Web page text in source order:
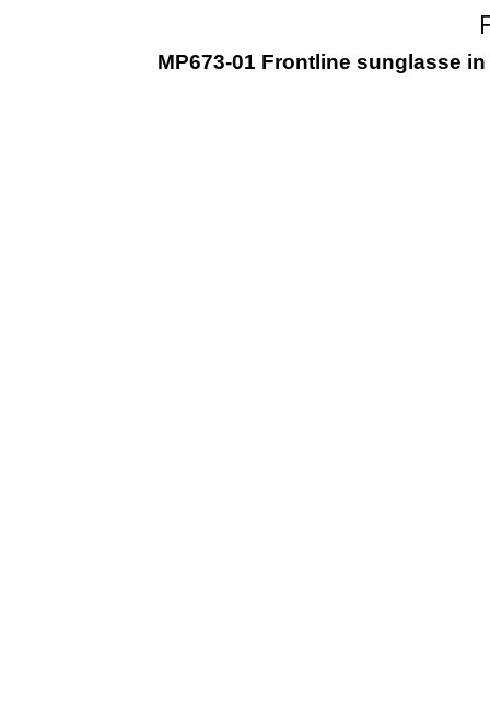
MP673-01 Frontline sunglasse